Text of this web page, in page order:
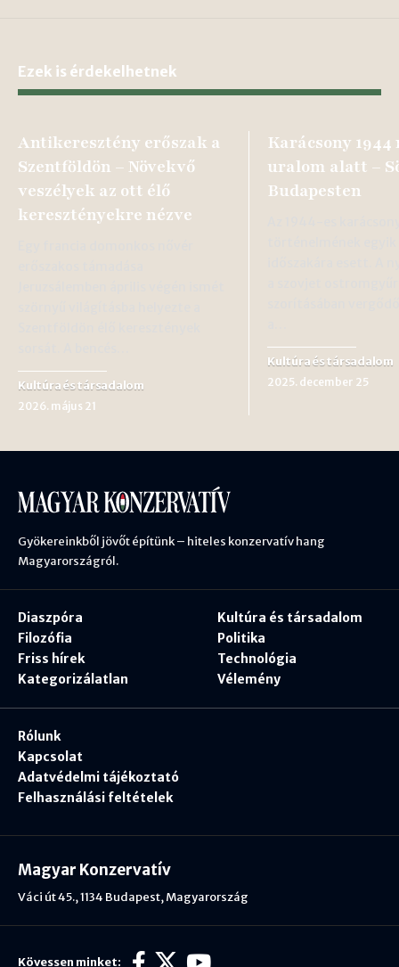
Ezek is érdekelhetnek
Antikeresztény erőszak a
Szentföldön – Növekvő
veszélyek az ott élő
keresztényekre nézve
Kultúra és társadalom
2026. május 21
Karácsony
uralom alatt –
Budapesten
Kultúra és társadalom
2025. december 25
Gyökereinkből jövőt építünk – hiteles konzervatív hang
Magyarországról.
Diaszpóra
Filozófia
Friss hírek
Kategorizálatlan
Kultúra és társadalom
Politika
Technológia
Vélemény
Rólunk
Kapcsolat
Adatvédelmi tájékoztató
Felhasználási feltételek
Kövessen minket:
Magyar Konzervatív
Váci út 45., 1134 Budapest, Magyarország